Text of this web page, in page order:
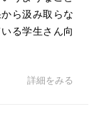
ら汲み取らな
る学生さん向
詳細をみる